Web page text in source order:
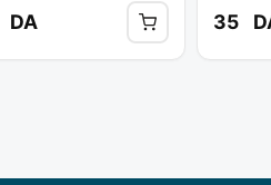
DA 35